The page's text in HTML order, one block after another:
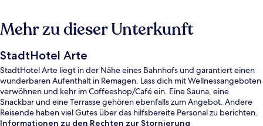
Mehr zu dieser Unterkunft
StadtHotel Arte
StadtHotel Arte liegt in der Nähe eines Bahnhofs und garantiert einen
wunderbaren Aufenthalt in Remagen. Lass dich mit Wellnessangeboten
verwöhnen und kehr im Coffeeshop/Café ein. Eine Sauna, eine
Snackbar und eine Terrasse gehören ebenfalls zum Angebot. Andere
Reisende haben viel Gutes über das hilfsbereite Personal zu berichten.
Informationen zu den Rechten zur Stornierung